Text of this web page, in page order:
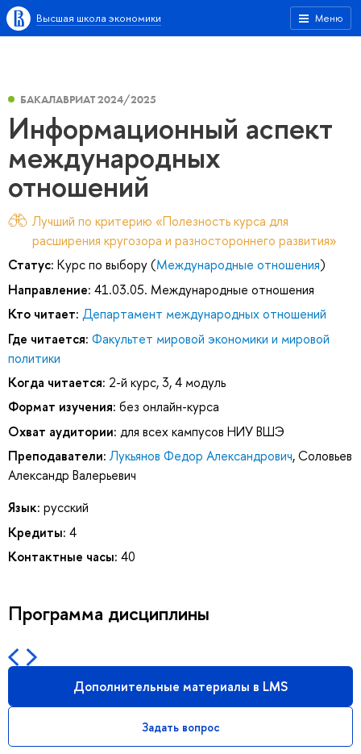
Меню
Высшая школа экономики
БАКАЛАВРИАТ 2024/2025
Информационный аспект
международных
отношений
Лучший по критерию «Полезность курса для
расширения кругозора и разностороннего развития»
Статус: Курс по выбору (Международные отношения)
Направление: 41.03.05. Международные отношения
Кто читает: Департамент международных отношений
Где читается: Факультет мировой экономики и мировой
политики
Когда читается: 2-й курс, 3, 4 модуль
Формат изучения: без онлайн-курса
Охват аудитории: для всех кампусов НИУ ВШЭ
Преподаватели: Лукьянов Федор Александрович,Соловьев
Александр Валерьевич
Язык: русский
Кредиты: 4
Контактные часы: 40
Программа дисциплины
Дополнительные материалы в LMS
Задать вопрос